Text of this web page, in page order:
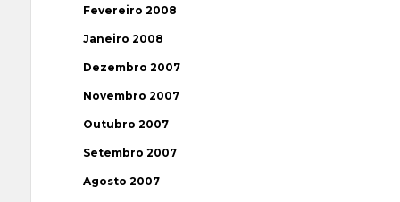
Fevereiro 2008
Janeiro 2008
Dezembro 2007
Novembro 2007
Outubro 2007
Setembro 2007
Agosto 2007